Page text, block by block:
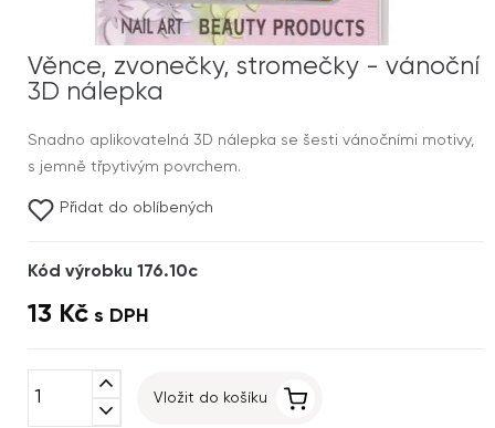
Věnce, zvonečky, stromečky - vánoční
3D nálepka
Snadno aplikovatelná 3D nálepka se šesti vánočními motivy,
s jemně třpytivým povrchem.
Přidat do oblíbených
Kód výrobku 176.10c
13 Kč s DPH
expand_less
expand_more
Vložit do košíku